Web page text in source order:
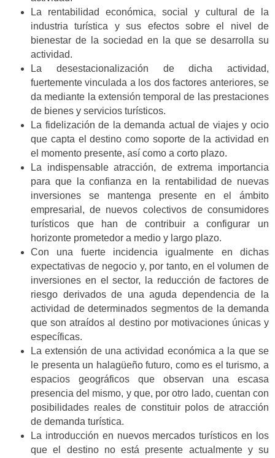
La rentabilidad económica, social y cultural de la
industria turística y sus efectos sobre el nivel de
bienestar de la sociedad en la que se desarrolla su
actividad.
La desestacionalización de dicha actividad,
fuertemente vinculada a los dos factores anteriores, se
da mediante la extensión temporal de las prestaciones
de bienes y servicios turísticos.
La fidelización de la demanda actual de viajes y ocio
que capta el destino como soporte de la actividad en
el momento presente, así como a corto plazo.
La indispensable atracción, de extrema importancia
para que la confianza en la rentabilidad de nuevas
inversiones se mantenga presente en el ámbito
empresarial, de nuevos colectivos de consumidores
turísticos que han de contribuir a configurar un
horizonte prometedor a medio y largo plazo.
Con una fuerte incidencia igualmente en dichas
expectativas de negocio y, por tanto, en el volumen de
inversiones en el sector, la reducción de factores de
riesgo derivados de una aguda dependencia de la
actividad de determinados segmentos de la demanda
que son atraídos al destino por motivaciones únicas y
específicas.
La extensión de una actividad económica a la que se
le presenta un halagüeño futuro, como es el turismo, a
espacios geográficos que observan una escasa
presencia del mismo, y que, por otro lado, cuentan con
posibilidades reales de constituir polos de atracción
de demanda turística.
La introducción en nuevos mercados turísticos en los
que el destino no está presente actualmente y su